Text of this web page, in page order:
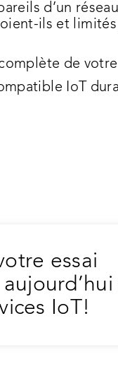
d’un
ils et limités
de votre
IoT
essai
IoT!